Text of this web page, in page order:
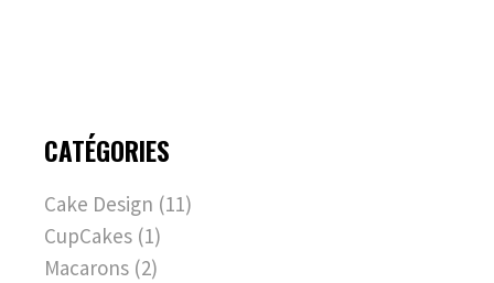
CATÉGORIES
Cake Design (11)
CupCakes (1)
Macarons (2)